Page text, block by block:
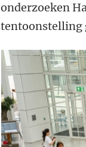
onderzoeken
tentoonstelling